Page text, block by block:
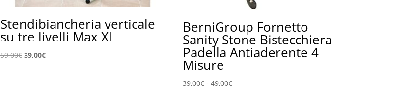
Stendibiancheria verticale
su tre livelli Max XL
59,00€ Il
39,00€Il
BerniGroup Fornetto
Sanity Stone Bistecchiera
Padella Antiaderente 4
Misure
39,00€ - 49,00€Fascia